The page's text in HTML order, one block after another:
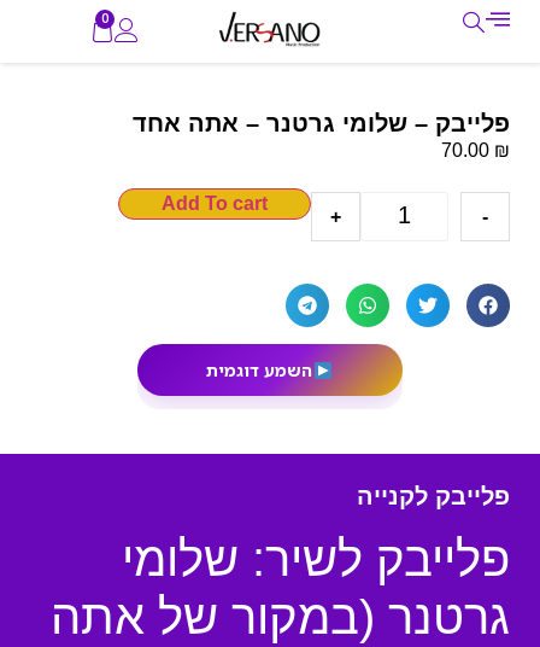
0
פלייבק – שלומי גרטנר – אתה אחד
70.00 ₪
-
+
Add To cart
השמע דוגמית
פלייבק לקנייה
פלייבק לשיר: שלומי
גרטנר (במקור של אתה